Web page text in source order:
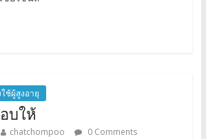
ช้ผู้สูงอายุ
บให้
chatchompoo 0 Comments